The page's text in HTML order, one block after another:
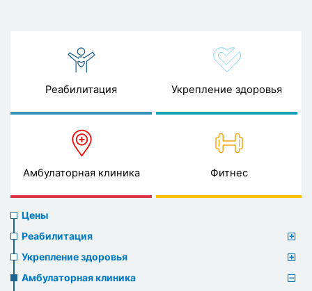
Реабилитация Укрепление здоровья
Амбулаторная клиника Фитнес
Prices
menu
Цены
Реабилитация
Укрепление здоровья
Амбулаторная клиника